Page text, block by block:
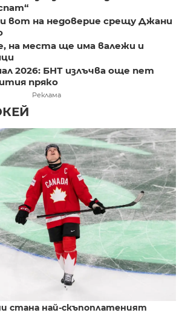
вот на недоверие срещу Джани
на места ще има валежи и
2026: БНТ излъчва още пет
пряко
Реклама
стана най-скъпоплатеният